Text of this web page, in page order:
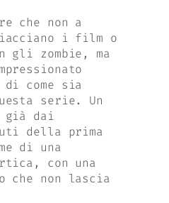
che non a
i film o
gli zombie, ma
come sia
serie. Un
già dai
della prima
di una
con una
che non lascia